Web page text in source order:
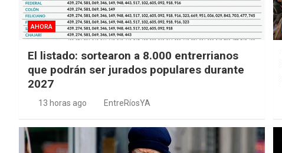
AHORA
El listado: sortearon a 8.000 entrerrianos
que podrán ser jurados populares durante
2027
13 horas ago EntreRíosYA